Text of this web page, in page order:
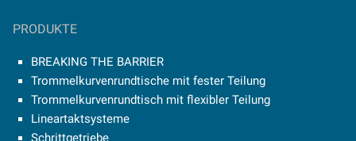
PRODUKTE
BREAKING THE BARRIER
Trommelkurvenrundtische mit fester Teilung
Trommelkurvenrundtisch mit flexibler Teilung
Lineartaktsysteme
Schrittgetriebe